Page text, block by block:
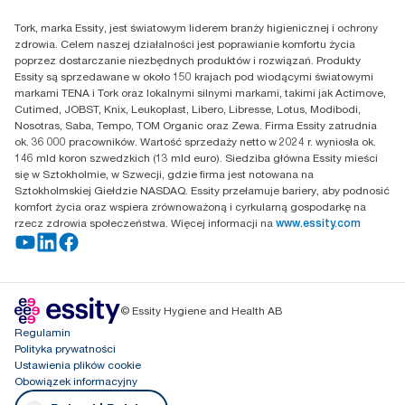
Puławska 180
02-670 Warszawa
Polska
Tork, marka Essity, jest światowym liderem branży higienicznej i ochrony
zdrowia. Celem naszej działalności jest poprawianie komfortu życia
poprzez dostarczanie niezbędnych produktów i rozwiązań. Produkty
Essity są sprzedawane w około 150 krajach pod wiodącymi światowymi
markami TENA i Tork oraz lokalnymi silnymi markami, takimi jak Actimove,
Cutimed, JOBST, Knix, Leukoplast, Libero, Libresse, Lotus, Modibodi,
Nosotras, Saba, Tempo, TOM Organic oraz Zewa. Firma Essity zatrudnia
ok. 36 000 pracowników. Wartość sprzedaży netto w 2024 r. wyniosła ok.
146 mld koron szwedzkich (13 mld euro). Siedziba główna Essity mieści
się w Sztokholmie, w Szwecji, gdzie firma jest notowana na
Sztokholmskiej Giełdzie NASDAQ. Essity przełamuje bariery, aby podnosić
komfort życia oraz wspiera zrównoważoną i cyrkularną gospodarkę na
rzecz zdrowia społeczeństwa. Więcej informacji na www.essity.com
© Essity Hygiene and Health AB
Regulamin
Polityka prywatności
Ustawienia plików cookie
Obowiązek informacyjny